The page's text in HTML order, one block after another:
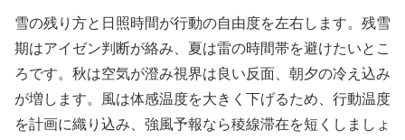
雪の残り方と日照時間が行動の自由度を左右します。残雪
期はアイゼン判断が絡み、夏は雷の時間帯を避けたいとこ
ろです。秋は空気が澄み視界は良い反面、朝夕の冷え込み
が増します。風は体感温度を大きく下げるため、行動温度
を計画に織り込み、強風予報なら稜線滞在を短くしましょ